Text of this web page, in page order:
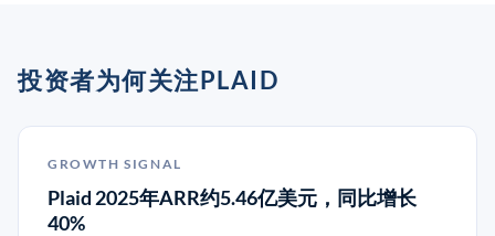
投资者为何关注PLAID
GROWTH SIGNAL
Plaid 2025年ARR约5.46亿美元，同比增长
40%